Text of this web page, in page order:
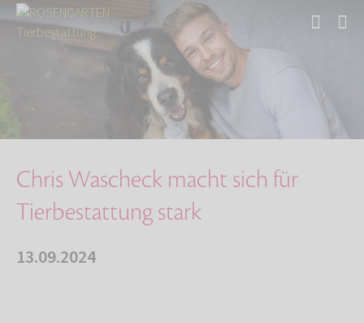
Aktuelles
Chris Wascheck macht sich für Tierbestattung …
Chris Wascheck macht sich für
Tierbestattung stark
13.09.2024